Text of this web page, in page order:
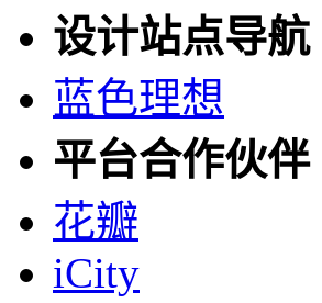
设计站点导航
蓝色理想
平台合作伙伴
花瓣
iCity